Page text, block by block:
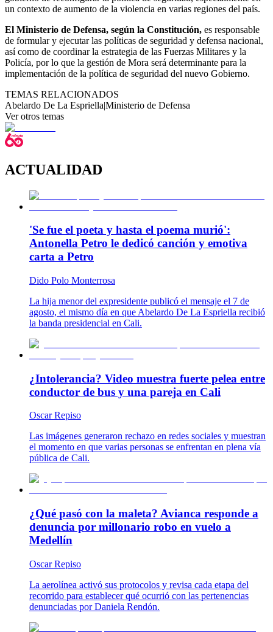
un contexto de aumento de la violencia en varias regiones del país.
El Ministerio de Defensa, según la Constitución, es responsable
de formular y ejecutar las políticas de seguridad y defensa nacional,
así como de coordinar la estrategia de las Fuerzas Militares y la
Policía, por lo que la gestión de Mora será determinante para la
implementación de la política de seguridad del nuevo Gobierno.
TEMAS RELACIONADOS
Abelardo De La Espriella|Ministerio de Defensa
Ver otros temas
ACTUALIDAD
'Se fue el poeta y hasta el poema murió':
Antonella Petro le dedicó canción y emotiva
carta a Petro
Dido Polo Monterrosa
La hija menor del expresidente publicó el mensaje el 7 de
agosto, el mismo día en que Abelardo De La Espriella recibió
la banda presidencial en Cali.
¿Intolerancia? Video muestra fuerte pelea entre
conductor de bus y una pareja en Cali
Oscar Repiso
Las imágenes generaron rechazo en redes sociales y muestran
el momento en que varias personas se enfrentan en plena vía
pública de Cali.
¿Qué pasó con la maleta? Avianca responde a
denuncia por millonario robo en vuelo a
Medellín
Oscar Repiso
La aerolínea activó sus protocolos y revisa cada etapa del
recorrido para establecer qué ocurrió con las pertenencias
denunciadas por Daniela Rendón.